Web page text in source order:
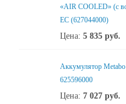
«AIR COOLED» (с
ЕС (627044000)
Цена: 5 835 руб.
Аккумулятор
625596000
Цена: 7 027 руб.